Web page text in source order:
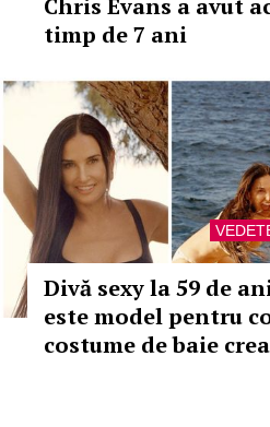
Chris Evans a avut
timp de 7 ani
Divă sexy la 59 de
este model pentru
costume de baie